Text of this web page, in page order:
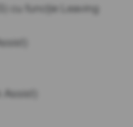
cu funcție Leaving